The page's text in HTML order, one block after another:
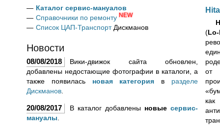
Каталог сервис-мануалов
Справочники по ремонту NEW
Список ЦАП-Транспорт‎Дискманов
Новости
08/08/2018
Вики-движок сайта обновлен,
добавлены недостающие фотографии в каталоги, а
также появилась новая категория в разделе
Дискманов
20/08/2017 В каталог добавлены новые сервис-
мануалы
(
от
как